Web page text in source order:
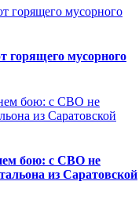
горящего мусорного
бою: с СВО не
из Саратовской